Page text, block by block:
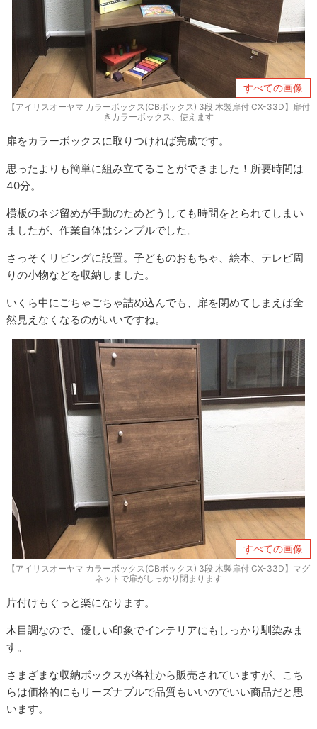
すべての画像
【アイリスオーヤマ カラーボックス(CBボックス) 3段 木製扉付 CX-33D】扉付
きカラーボックス、使えます
扉をカラーボックスに取りつければ完成です。
思ったよりも簡単に組み立てることができました！所要時間は
40分。
横板のネジ留めが手動のためどうしても時間をとられてしまい
ましたが、作業自体はシンプルでした。
さっそくリビングに設置。子どものおもちゃ、絵本、テレビ周
りの小物などを収納しました。
いくら中にごちゃごちゃ詰め込んでも、扉を閉めてしまえば全
然見えなくなるのがいいですね。
すべての画像
【アイリスオーヤマ カラーボックス(CBボックス) 3段 木製扉付 CX-33D】マグ
ネットで扉がしっかり閉まります
片付けもぐっと楽になります。
木目調なので、優しい印象でインテリアにもしっかり馴染みま
す。
さまざまな収納ボックスが各社から販売されていますが、こち
らは価格的にもリーズナブルで品質もいいのでいい商品だと思
います。